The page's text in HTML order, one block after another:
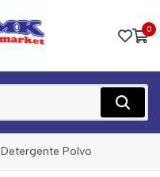
0
Detergente Polvo